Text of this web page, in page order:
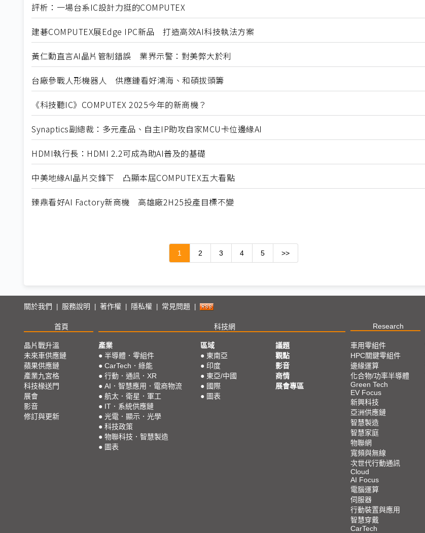
評析：一場台系IC設計力挺的COMPUTEX
建碁COMPUTEX展Edge IPC新品 打造高效AI科技執法方案
黃仁勳直言AI晶片管制錯誤 業界示警：對美弊大於利
台廠參戰人形機器人 供應鏈看好鴻海、和碩拔頭籌
《科技聽IC》COMPUTEX 2025今年的新商機？
Synaptics副總裁：多元產品、自主IP助攻自家MCU卡位邊緣AI
HDMI執行長：HDMI 2.2可成為助AI普及的基礎
中美地緣AI晶片交鋒下 凸顯本屆COMPUTEX五大看點
臻鼎看好AI Factory新商機 高雄廠2H25投產目標不變
1 2 3 4 5 >>
關於我們 服務說明 著作權 隱私權 常見問題
首頁 科技網 Research
晶片戰升溫
未來車供應鏈
蘋果供應鏈
產業九宮格
科技椽送門
展會
影音
修訂與更新
產業
● 半導體．零組件
● CarTech．綠能
● 行動．通訊．XR
● AI．智慧應用．電商物流
● 航太．衛星．軍工
● IT．系統供應鏈
● 光電．顯示．光學
● 科技政策
● 物聯科技．智慧製造
● 圖表
區域
● 東南亞
● 印度
● 東亞/中國
● 國際
● 圖表
議題
觀點
影音
商情
展會專區
車用零組件
HPC關鍵零組件
邊緣運算
化合物/功率半導體
Green Tech
EV Focus
新興科技
亞洲供應鏈
智慧製造
智慧家庭
物聯網
寬頻與無線
次世代行動通訊
Cloud
AI Focus
電腦運算
伺服器
行動裝置與應用
智慧穿戴
CarTech